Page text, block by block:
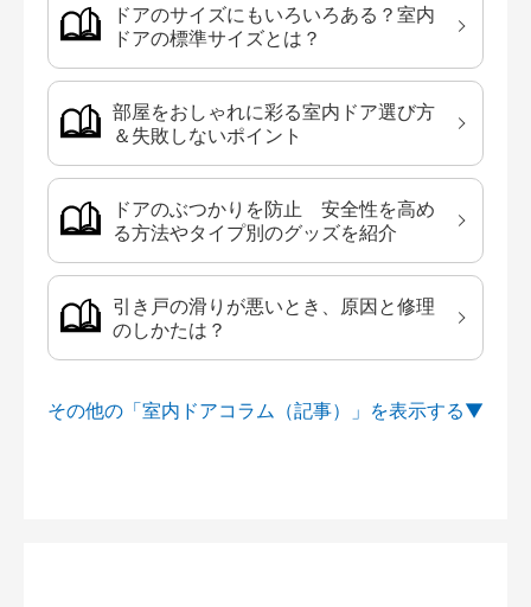
ドアのサイズにもいろいろある？室内
ドアの標準サイズとは？
部屋をおしゃれに彩る室内ドア選び方
＆失敗しないポイント
ドアのぶつかりを防止 安全性を高め
る方法やタイプ別のグッズを紹介
引き戸の滑りが悪いとき、原因と修理
のしかたは？
その他の「室内ドアコラム（記事）」を